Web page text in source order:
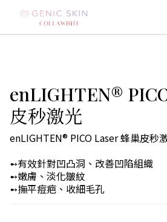
enLIGHTEN®️
皮秒激光
enLIGHTEN®️ PICO Laser 蜂巢皮秒
➻有效針對凹凸洞、改善凹陷組織
➻嫩膚、淡化皺紋
➻撫平痘疤、收細毛孔